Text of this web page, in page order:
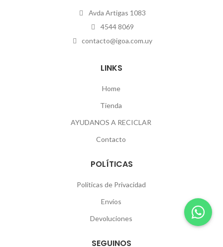
Avda Artigas 1083
4544 8069
contacto@igoa.com.uy
LINKS
Home
Tienda
AYUDANOS A RECICLAR
Contacto
POLÍTICAS
Políticas de Privacidad
Envíos
Devoluciones
SEGUINOS